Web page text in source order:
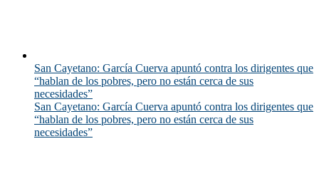
San Cayetano: García Cuerva apuntó contra los dirigentes que
“hablan de los pobres, pero no están cerca de sus
necesidades”
San Cayetano: García Cuerva apuntó contra los dirigentes que
“hablan de los pobres, pero no están cerca de sus
necesidades”